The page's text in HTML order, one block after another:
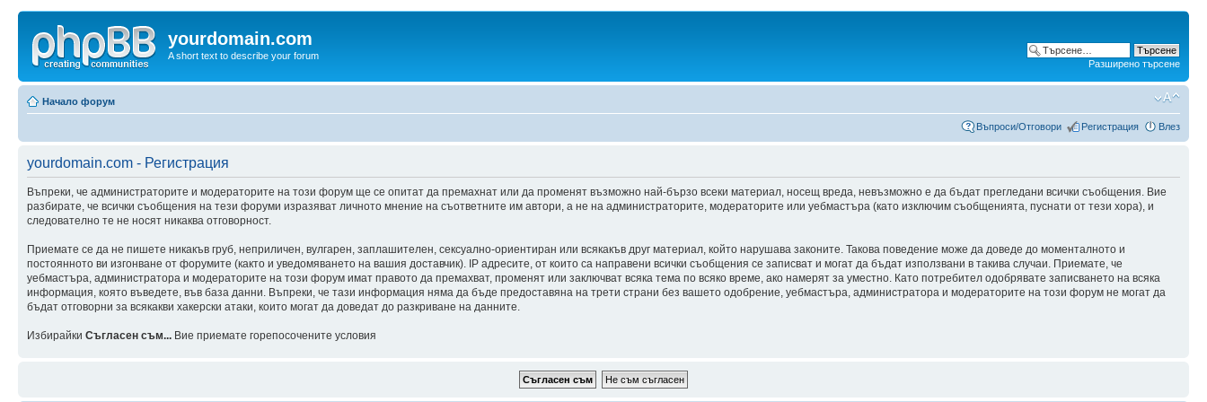
yourdomain.com
A short text to describe your forum
Разширено търсене
Начало форум
Въпроси/Отговори Регистрация Влез
yourdomain.com - Регистрация
Въпреки, че администраторите и модераторите на този форум ще се опитат да премахнат или да променят възможно най-бързо всеки материал, носещ вреда, невъзможно е да бъдат прегледани всички съобщения. Вие
разбирате, че всички съобщения на тези форуми изразяват личното мнение на съответните им автори, а не на администраторите, модераторите или уебмастъра (като изключим съобщенията, пуснати от тези хора), и
следователно те не носят никаква отговорност.
Приемате се да не пишете никакъв груб, неприличен, вулгарен, заплашителен, сексуално-ориентиран или всякакъв друг материал, който нарушава законите. Такова поведение може да доведе до моменталното и
постоянното ви изгонване от форумите (както и уведомяването на вашия доставчик). IP адресите, от които са направени всички съобщения се записват и могат да бъдат използвани в такива случаи. Приемате, че
уебмастъра, администратора и модераторите на този форум имат правото да премахват, променят или заключват всяка тема по всяко време, ако намерят за уместно. Като потребител одобрявате записването на всяка
информация, която въведете, във база данни. Въпреки, че тази информация няма да бъде предоставяна на трети страни без вашето одобрение, уебмастъра, администратора и модераторите на този форум не могат да
бъдат отговорни за всякакви хакерски атаки, които могат да доведат до разкриване на данните.
Избирайки Съгласен съм... Вие приемате горепосочените условия